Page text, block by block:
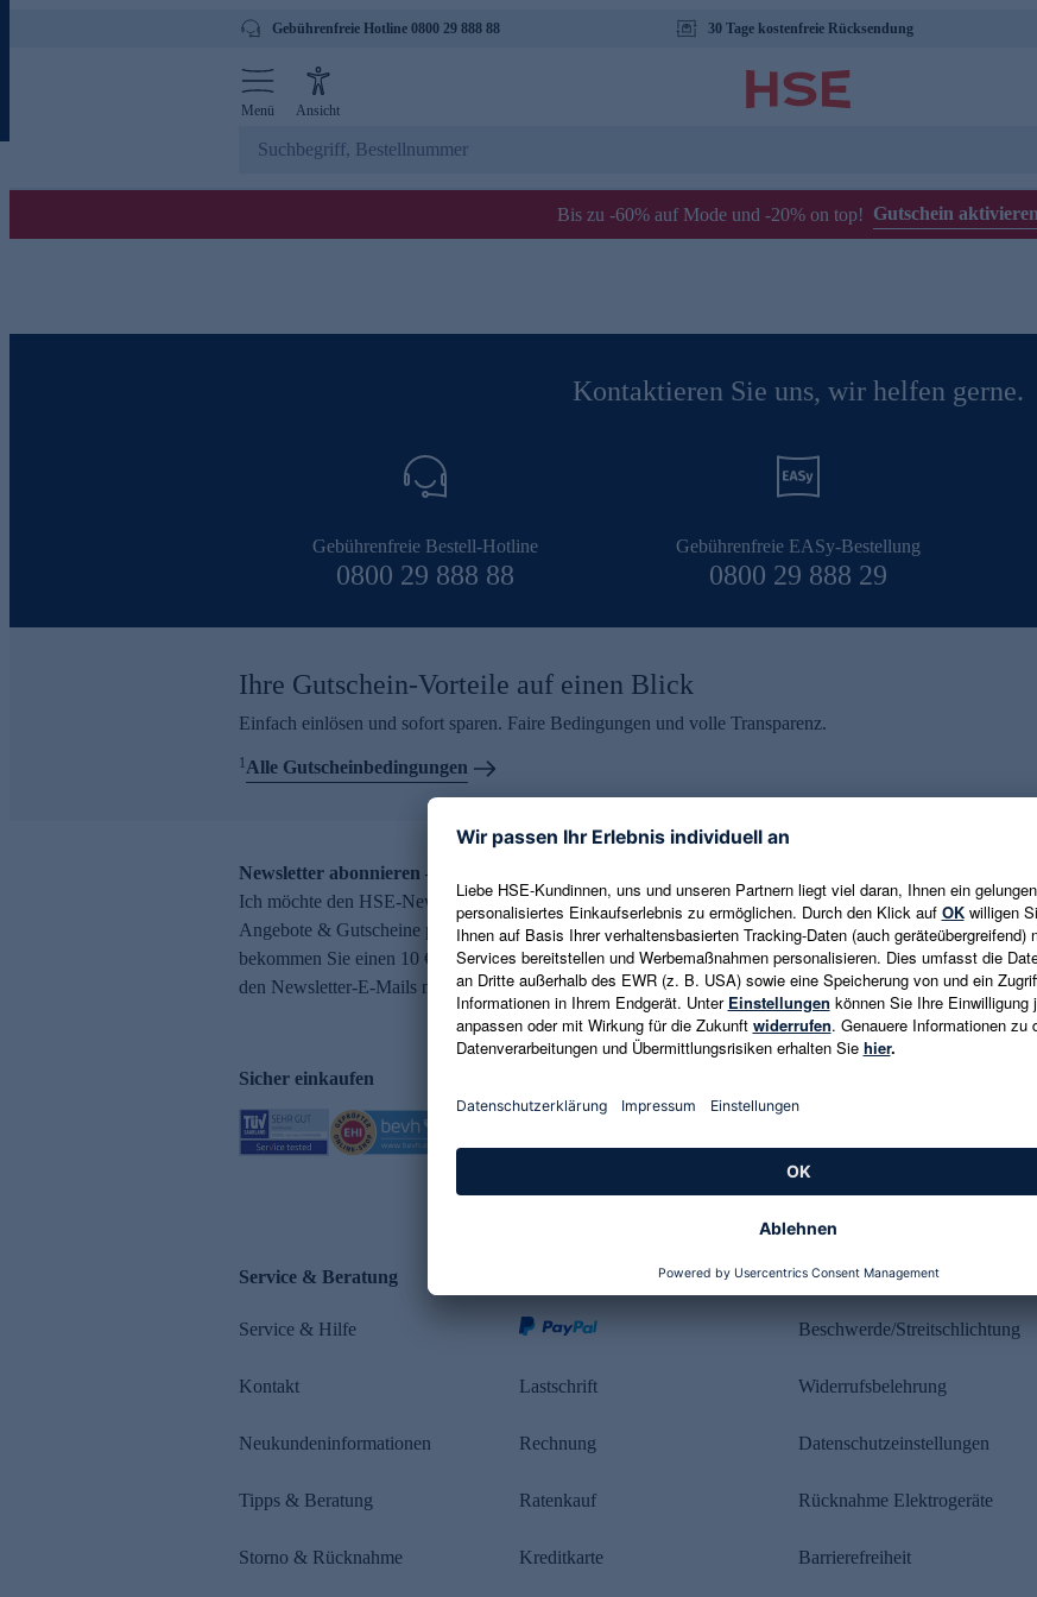
Gebührenfreie Hotline 0800 29 888 88 30 Tage kostenfreie Rücksendung
Menü Ansicht
Bis zu -60% auf Mode und -20% on top! Gutschein aktivieren
Kontaktieren Sie uns, wir helfen gerne.
Gebührenfreie Bestell-Hotline
0800 29 888 88
Gebührenfreie EASy-Bestellung
0800 29 888 29
Ihre Gutschein-Vorteile auf einen Blick
Einfach einlösen und sofort sparen. Faire Bedingungen und volle Transparenz.
1Alle Gutscheinbedingungen
Newsletter abonnieren – 10 € Gutschein erhalten
Ich möchte den HSE-Newsletter abonnieren und aktuelle Trends,
Angebote & Gutscheine per E-Mail erhalten. Als Dankeschön
bekommen Sie einen 10 € Gutschein. Eine Abmeldung ist jederzeit in
den Newsletter-E-Mails möglich.
E-Mail-Adresse eingeben
Es gelten die Datenschutzrichtlinien
Sicher einkaufen
Service & Beratung
Service & Hilfe
Kontakt
Neukundeninformationen
Tipps & Beratung
Storno & Rücknahme
Lastschrift
Rechnung
Ratenkauf
Kreditkarte
Rechtliches
Beschwerde/Streitschlichtung
Widerrufsbelehrung
Datenschutzeinstellungen
Rücknahme Elektrogeräte
Barrierefreiheit